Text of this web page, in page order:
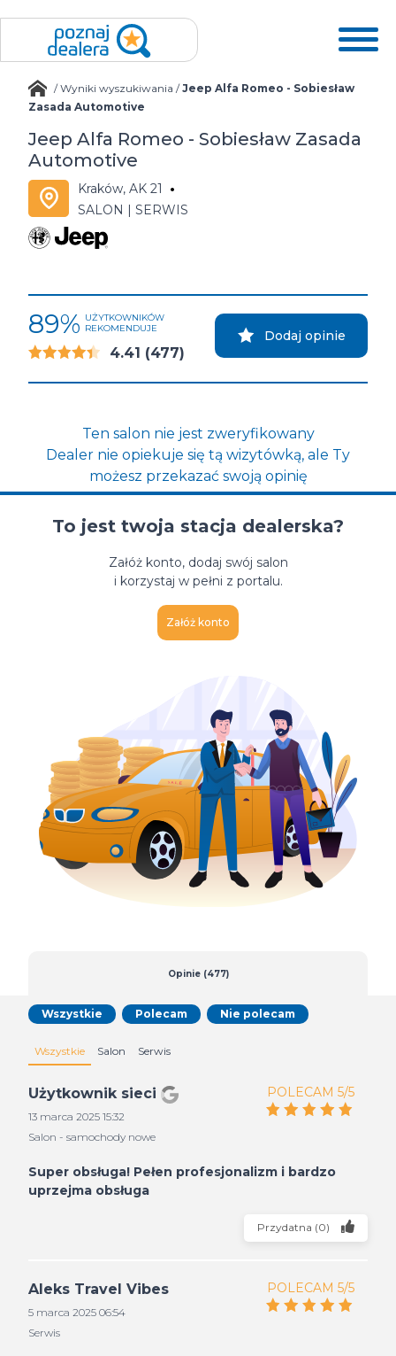
/Wyniki wyszukiwania /Jeep Alfa Romeo - Sobiesław
Zasada Automotive
Jeep Alfa Romeo - Sobiesław Zasada
Automotive
Kraków, AK 21
SALON | SERWIS
89% UŻYTKOWNIKÓW
REKOMENDUJE
4.41 (477)
Dodaj opinie
Ten salon nie jest zweryfikowany
Dealer nie opiekuje się tą wizytówką, ale Ty
możesz przekazać swoją opinię
To jest twoja stacja dealerska?
Załóż konto, dodaj swój salon
i korzystaj w pełni z portalu.
Załóż konto
Opinie (477)
Wszystkie Salon Serwis
Wszystkie Polecam Nie polecam
Użytkownik sieci
13 marca 2025 15:32
Salon - samochody nowe
POLECAM 5/5
Super obsługa! Pełen profesjonalizm i bardzo
uprzejma obsługa
Przydatna (0)
Aleks Travel Vibes
5 marca 2025 06:54
Serwis
POLECAM 5/5